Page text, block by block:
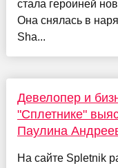
стала героиней
Она снялась в
Sha...
Девелопер и
"Сплетнике"
Паулина
На сайте Spletnik